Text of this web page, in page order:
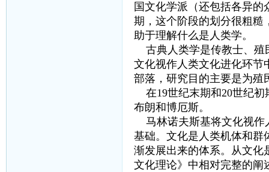
国文化学派（还包括各异
期，这个阶段的划分很粗糙
助于理解什么是人类学。
古典人类学是传教士、殖
文化视作人类文化进化环节
部落，研究目的主要是为殖
在19世纪末期和20世纪初
布朗和博厄斯。
马林诺夫斯基将文化视作
基础。文化是人类机体和群
渐发展出来的体系。从文化
文化理论》中相对完整的阐